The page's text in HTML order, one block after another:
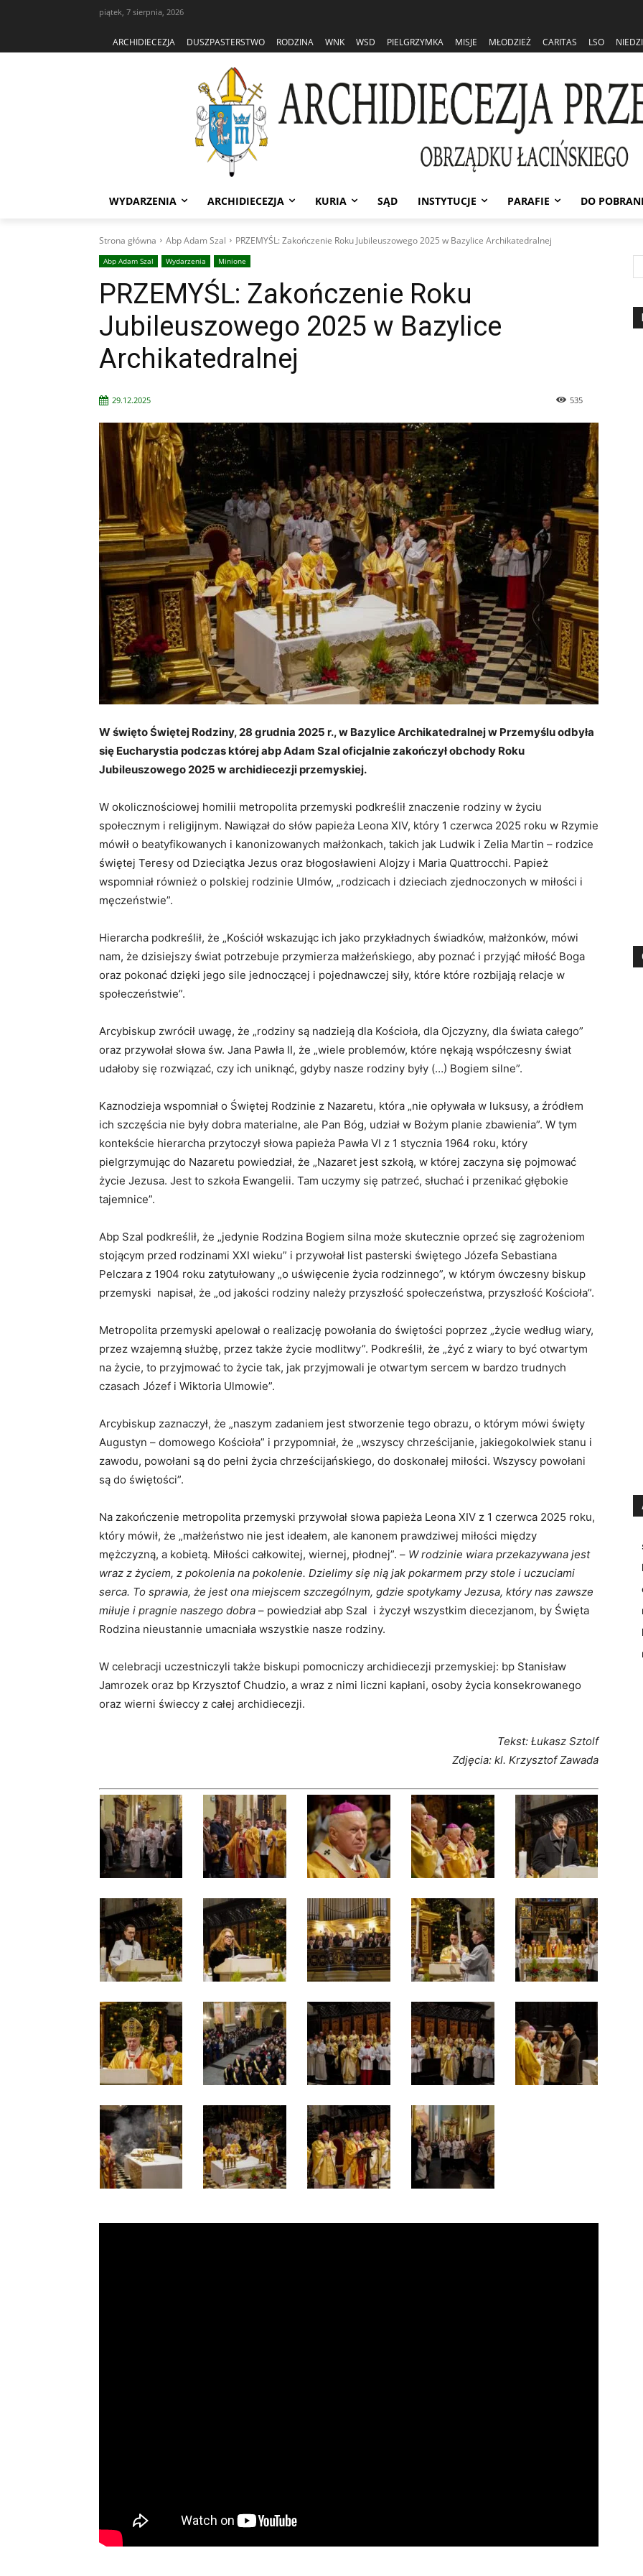
piątek, 7 sierpnia, 2026
ARCHIDIECEZJA DUSZPASTERSTWO RODZINA WNK WSD PIELGRZYMKA MISJE MŁODZIEŻ CARITAS LSO
WYDARZENIA ARCHIDIECEZJA KURIA SĄD INSTYTUCJE PARAFIE DO
Strona główna Abp Adam Szal PRZEMYŚL: Zakończenie Roku Jubileuszowego 2025 w Bazylice Archikatedralnej
Abp Adam Szal Wydarzenia Minione
PRZEMYŚL: Zakończenie Roku
Jubileuszowego 2025 w Bazylice
Archikatedralnej
29.12.2025 535
W święto Świętej Rodziny, 28 grudnia 2025 r., w Bazylice Archikatedralnej w Przemyślu odbyła
się Eucharystia podczas której abp Adam Szal oficjalnie zakończył obchody Roku
Jubileuszowego 2025 w archidiecezji przemyskiej.
W okolicznościowej homilii metropolita przemyski podkreślił znaczenie rodziny w życiu
społecznym i religijnym. Nawiązał do słów papieża Leona XIV, który 1 czerwca 2025 roku w Rzymie
mówił o beatyfikowanych i kanonizowanych małżonkach, takich jak Ludwik i Zelia Martin – rodzice
świętej Teresy od Dzieciątka Jezus oraz błogosławieni Alojzy i Maria Quattrocchi. Papież
wspomniał również o polskiej rodzinie Ulmów, „rodzicach i dzieciach zjednoczonych w miłości i
męczeństwie”.
Hierarcha podkreślił, że „Kościół wskazując ich jako przykładnych świadków, małżonków, mówi
nam, że dzisiejszy świat potrzebuje przymierza małżeńskiego, aby poznać i przyjąć miłość Boga
oraz pokonać dzięki jego sile jednoczącej i pojednawczej siły, które które rozbijają relacje w
społeczeństwie”.
Arcybiskup zwrócił uwagę, że „rodziny są nadzieją dla Kościoła, dla Ojczyzny, dla świata całego”
oraz przywołał słowa św. Jana Pawła II, że „wiele problemów, które nękają współczesny świat
udałoby się rozwiązać, czy ich uniknąć, gdyby nasze rodziny były (…) Bogiem silne”.
Kaznodzieja wspomniał o Świętej Rodzinie z Nazaretu, która „nie opływała w luksusy, a źródłem
ich szczęścia nie były dobra materialne, ale Pan Bóg, udział w Bożym planie zbawienia”. W tym
kontekście hierarcha przytoczył słowa papieża Pawła VI z 1 stycznia 1964 roku, który
pielgrzymując do Nazaretu powiedział, że „Nazaret jest szkołą, w której zaczyna się pojmować
życie Jezusa. Jest to szkoła Ewangelii. Tam uczymy się patrzeć, słuchać i przenikać głębokie
tajemnice”.
Abp Szal podkreślił, że „jedynie Rodzina Bogiem silna może skutecznie oprzeć się zagrożeniom
stojącym przed rodzinami XXI wieku” i przywołał list pasterski świętego Józefa Sebastiana
Pelczara z 1904 roku zatytułowany „o uświęcenie życia rodzinnego”, w którym ówczesny biskup
przemyski napisał, że „od jakości rodziny należy przyszłość społeczeństwa, przyszłość Kościoła”.
Metropolita przemyski apelował o realizację powołania do świętości poprzez „życie według wiary,
przez wzajemną służbę, przez także życie modlitwy”. Podkreślił, że „żyć z wiary to być otwartym
na życie, to przyjmować to życie tak, jak przyjmowali je otwartym sercem w bardzo trudnych
czasach Józef i Wiktoria Ulmowie”.
Arcybiskup zaznaczył, że „naszym zadaniem jest stworzenie tego obrazu, o którym mówi święty
Augustyn – domowego Kościoła” i przypomniał, że „wszyscy chrześcijanie, jakiegokolwiek stanu i
zawodu, powołani są do pełni życia chrześcijańskiego, do doskonałej miłości. Wszyscy powołani
są do świętości”.
Na zakończenie metropolita przemyski przywołał słowa papieża Leona XIV z 1 czerwca 2025 roku,
który mówił, że „małżeństwo nie jest ideałem, ale kanonem prawdziwej miłości między
mężczyzną, a kobietą. Miłości całkowitej, wiernej, płodnej”. – W rodzinie wiara przekazywana jest
wraz z życiem, z pokolenia na pokolenie. Dzielimy się nią jak pokarmem przy stole i uczuciami
serca. To sprawia, że jest ona miejscem szczególnym, gdzie spotykamy Jezusa, który nas zawsze
miłuje i pragnie naszego dobra – powiedział abp Szal i życzył wszystkim diecezjanom, by Święta
Rodzina nieustannie umacniała wszystkie nasze rodziny.
W celebracji uczestniczyli także biskupi pomocniczy archidiecezji przemyskiej: bp Stanisław
Jamrozek oraz bp Krzysztof Chudzio, a wraz z nimi liczni kapłani, osoby życia konsekrowanego
oraz wierni świeccy z całej archidiecezji.
Tekst: Łukasz Sztolf
Zdjęcia: kl. Krzysztof Zawada